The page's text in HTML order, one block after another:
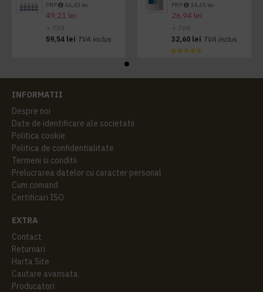
PRP 66,43 lei
49,21 lei
+ TVA
59,54 lei TVA inclus
PRP 34,65 lei
26,94 lei
+ TVA
32,60 lei TVA inclus
INFORMATII
Despre noi
Date de identificare ale societatii
Politica cookie
Politica de confidentialitate
Termeni si conditii
Prelucrarea datelor cu caracter personal
Cum comand
Certificari ISO
EXTRA
Contact
Returnari
Harta Site
Cautare avansata
Producatori